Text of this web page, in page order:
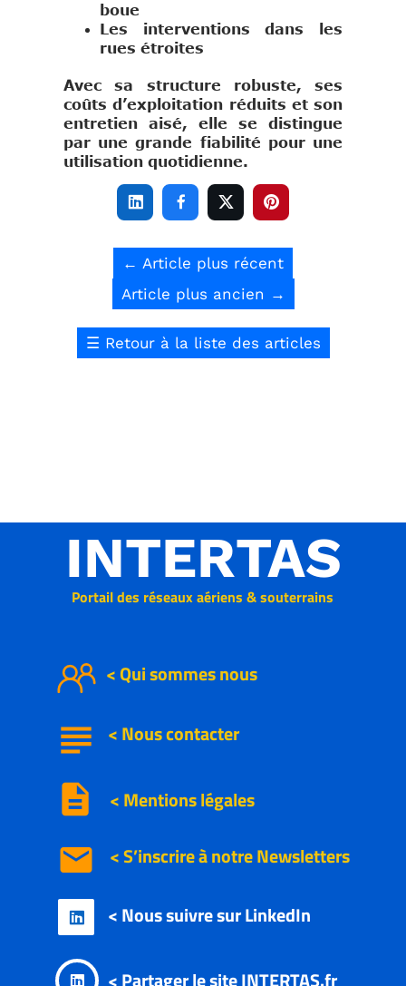
description
subject
email
INTERTAS
<Nouscontacter
< Nous suivre sur LinkedIn
< Qui sommes nous
< S’inscrire à notreNewsletters
< Mentions légales
Portail des réseaux aériens & souterrains
< Partager le site INTERTAS.fr


boue
Les interventions dans les
rues étroites
Avec sa structure robuste, ses
coûts d’exploitation réduits et son
entretien aisé, elle se distingue
par une grande fiabilité pour une
utilisation quotidienne.
   
← Article plus récent
Article plus ancien →
☰ Retour à la liste des articles